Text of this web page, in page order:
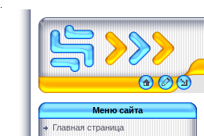
Меню сайта
Главная страница